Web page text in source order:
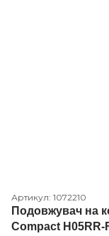
Артикул: 1072210
Подовжувач на
Compact H05RR-